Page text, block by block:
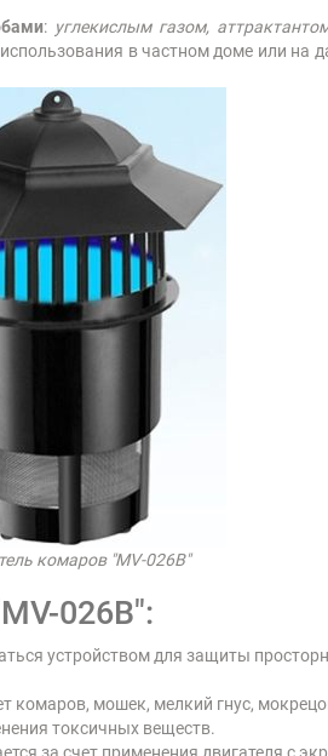
: углекислым газом,
в частном доме или на
комаров "MV-026B"
026B":
устройством для защиты
комаров, мошек, мелкий гнус,
токсичных веществ.
за счет применения двигателя с